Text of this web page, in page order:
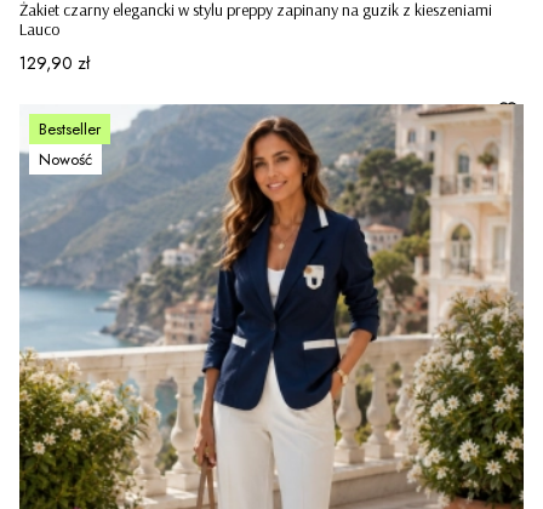
Żakiet czarny elegancki w stylu preppy zapinany na guzik z kieszeniami
Lauco
Cena
129,90 zł
Bestseller
Nowość